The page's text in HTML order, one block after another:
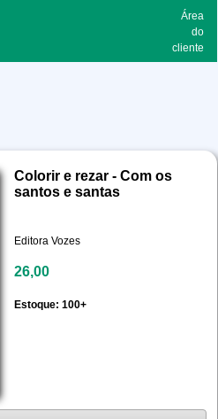
Área
do
cliente
Colorir e rezar - Com os
santos e santas
Editora Vozes
26,00
Estoque: 100+